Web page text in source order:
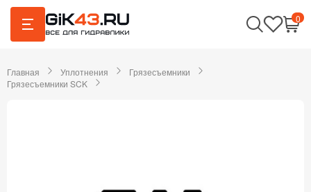
0
Главная Уплотнения
Грязесъемники
Грязесъемники SCK